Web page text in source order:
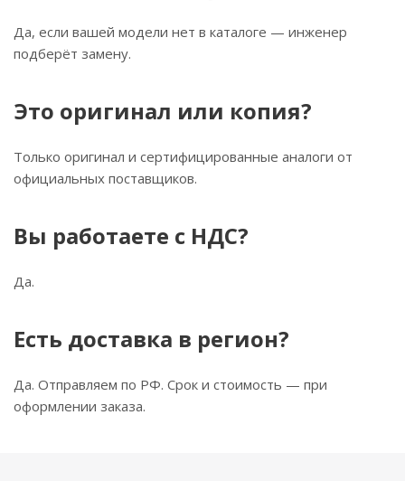
Да, если вашей модели нет в каталоге — инженер
подберёт замену.
Это оригинал или копия?
Только оригинал и сертифицированные аналоги от
официальных поставщиков.
Вы работаете с НДС?
Да.
Есть доставка в регион?
Да. Отправляем по РФ. Срок и стоимость — при
оформлении заказа.